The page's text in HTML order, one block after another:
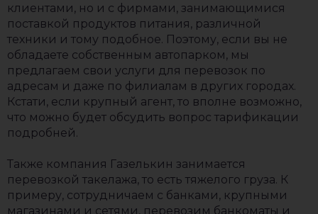
клиентами, но и с фирмами, занимающимися
поставкой продуктов питания, различной
техники и тому подобное. Поэтому, если вы не
обладаете собственным автопарком, мы
предлагаем свои услуги для перевозок по
адресам и даже по филиалам в других городах.
Кстати, если крупный агент, то вполне возможно,
что можно будет обсудить вопрос тарификации
подробней.
Также компания Газелькин занимается
перевозкой такелажа, то есть тяжелого груза. К
примеру, сотрудничаем с банками, крупными
магазинами и сетями, перевозим банкоматы и